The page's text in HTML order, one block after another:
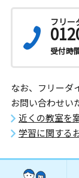
フリー
受付時
なお、フリーダ
お問い合わせい
近くの教室を
学習に関する